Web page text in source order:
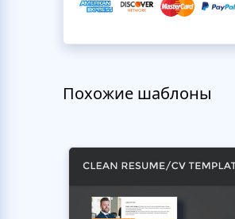
Похожие шаблоны